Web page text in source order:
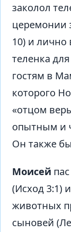
заколол
церемонии
10) и лично
теленка
гостям в
которого
«отцом
опытным и
Он также
Моисей
(Исход 3:1)
животных
сыновей